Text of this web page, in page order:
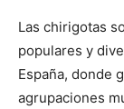
Las chirigotas
populares y
España, donde
agrupaciones